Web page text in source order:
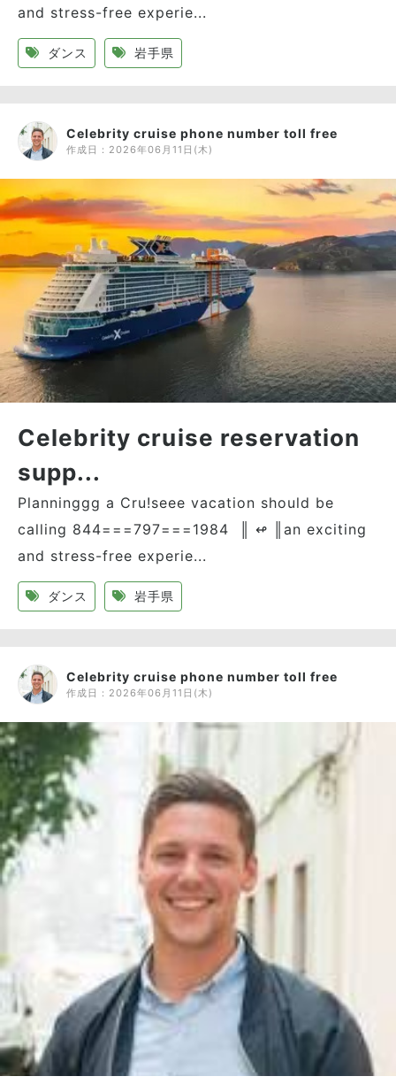
and stress-free experie...
ダンス 岩手県
Celebrity cruise phone number toll free
作成日： 2026年06月11日(木)
Celebrity cruise reservation
supp...
Planninggg a Cru!seee vacation should be
calling 844===797===1984 ║ ↫ ║an exciting
and stress-free experie...
ダンス 岩手県
Celebrity cruise phone number toll free
作成日： 2026年06月11日(木)